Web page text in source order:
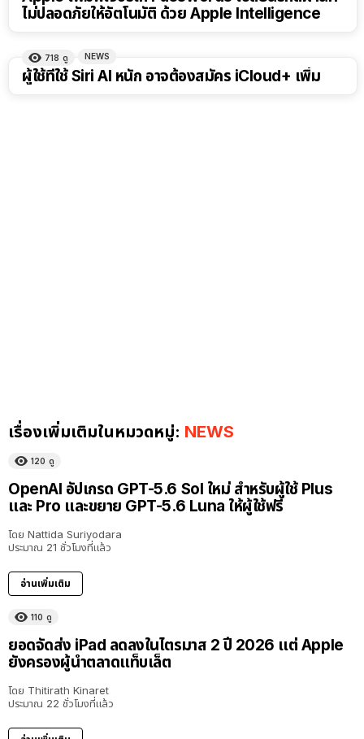
ไม่ปลอดภัยให้อัตโนมัติ ด้วย Apple Intelligence
718 ดู NEWS
ผู้ใช้ที่ใช้ Siri AI หนัก อาจต้องสมัคร iCloud+ เพิ่ม
เรื่องเพิ่มเติมในหมวดหมู่: NEWS
120 ดู
OpenAI อัปเกรด GPT-5.6 Sol ใหม่ สำหรับผู้ใช้ Plus
และ Pro และขยาย GPT-5.6 Luna ให้ผู้ใช้ฟรี
โดย Nattida Suriyodara
ประมาณ 21 ชั่วโมงที่แล้ว
อ่านเพิ่มเติม
110 ดู
ยอดจัดส่ง iPad ลดลงในไตรมาส 2 ปี 2026 แต่ Apple
ยังครองผู้นำตลาดแท็บเล็ต
โดย Thitirath Kinaret
ประมาณ 22 ชั่วโมงที่แล้ว